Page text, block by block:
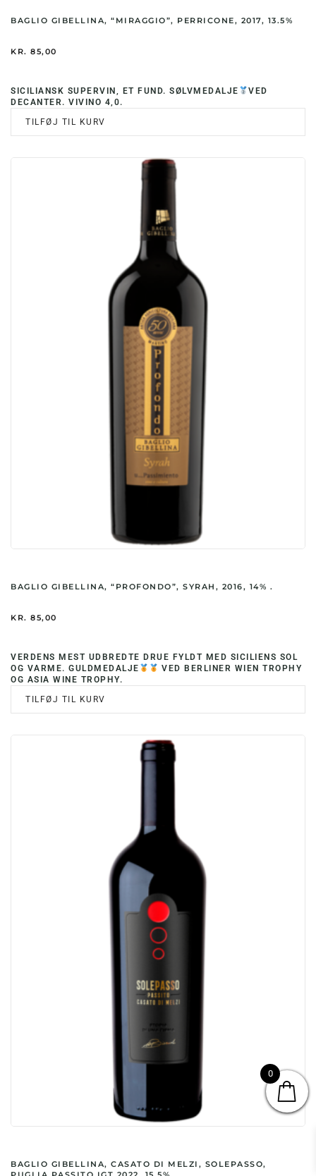
BAGLIO GIBELLINA, “MIRAGGIO”, PERRICONE, 2017, 13.5%
KR. 85,00
SICILIANSK SUPERVIN, ET FUND. SØLVMEDALJE
VED
DECANTER. VIVINO 4,0.
TILFØJ TIL KURV
BAGLIO GIBELLINA, “PROFONDO”, SYRAH, 2016, 14% .
KR. 85,00
VERDENS MEST UDBREDTE DRUE FYLDT MED SICILIENS SOL
OG VARME. GULDMEDALJE
VED BERLINER WIEN TROPHY
OG ASIA WINE TROPHY.
TILFØJ TIL KURV
BAGLIO GIBELLINA, CASATO DI MELZI, SOLEPASSO,
0